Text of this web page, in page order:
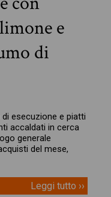
e
di
esecuzione e piatti
accaldati in cerca
generale
del mese,
Leggi tutto ››